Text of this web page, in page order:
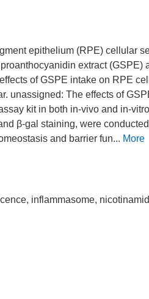
epithelium (RPE) cellular
extract
of GSPE intake on RPE
unassigned: The effects of
kit in both in-vivo and in-
β-gal staining, were
and barrier fun... More
inflammasome,